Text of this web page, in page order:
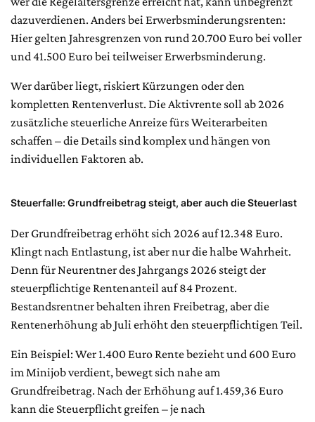
dazuverdienen. Anders bei Erwerbsminderungsrenten:
Hier gelten Jahresgrenzen von rund 20.700 Euro bei voller
und 41.500 Euro bei teilweiser Erwerbsminderung.
Wer darüber liegt, riskiert Kürzungen oder den
kompletten Rentenverlust. Die Aktivrente soll ab 2026
zusätzliche steuerliche Anreize fürs Weiterarbeiten
schaffen – die Details sind komplex und hängen von
individuellen Faktoren ab.
Steuerfalle: Grundfreibetrag steigt, aber auch die Steuerlast
Der Grundfreibetrag erhöht sich 2026 auf 12.348 Euro.
Klingt nach Entlastung, ist aber nur die halbe Wahrheit.
Denn für Neurentner des Jahrgangs 2026 steigt der
steuerpflichtige Rentenanteil auf 84 Prozent.
Bestandsrentner behalten ihren Freibetrag, aber die
Rentenerhöhung ab Juli erhöht den steuerpflichtigen Teil.
Ein Beispiel: Wer 1.400 Euro Rente bezieht und 600 Euro
im Minijob verdient, bewegt sich nahe am
Grundfreibetrag. Nach der Erhöhung auf 1.459,36 Euro
kann die Steuerpflicht greifen – je nach